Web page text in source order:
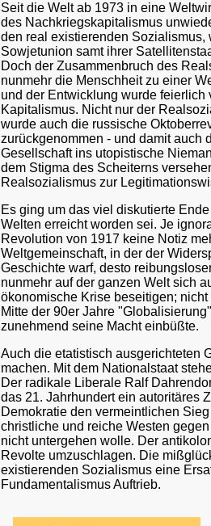
Seit die Welt ab 1973 in eine
des Nachkriegskapitalismus
den real existierenden Sozialismus,
Sowjetunion samt ihrer
Doch der Zusammenbruch des
nunmehr die Menschheit zu einer
und der Entwicklung wurde
Kapitalismus. Nicht nur der
wurde auch die russische
zurückgenommen - und damit auch
Gesellschaft ins utopistische
dem Stigma des Scheiterns
Realsozialismus zur
Es ging um das viel diskutierte
Welten erreicht worden sei. Je
Revolution von 1917 keine Notiz
Weltgemeinschaft, in der der
Geschichte warf, desto
nunmehr auf der ganzen Welt sich
ökonomische Krise beseitigen;
Mitte der 90er Jahre
zunehmend seine Macht einbüßte.
Auch die etatistisch ausgerichteten
machen. Mit dem Nationalstaat
Der radikale Liberale Ralf
das 21. Jahrhundert ein autoritäres
Demokratie den vermeintlichen
christliche und reiche Westen
nicht untergehen wolle. Der
Revolte umzuschlagen. Die
existierenden Sozialismus eine
Fundamentalismus Auftrieb.